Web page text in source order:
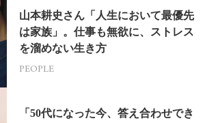
山本耕史さん「人生において最優先
は家族」。仕事も無欲に、ストレス
を溜めない生き方
PEOPLE
「50代になった今、答え合わせでき